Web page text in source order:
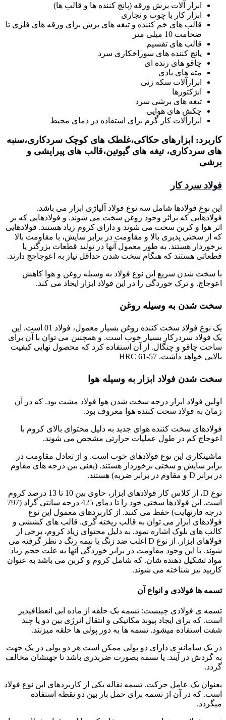
ابزار آلات برش ورقه (پانچ کننده ها و قالب ها)
ابزار کار با چوب و نجاری
قالب های خم کننده و تیغه های برش برای ورقه های فلزی تا
ضخامت 10 میلی متر
قالب های تقسیم
پانچ کننده های سوراخکاری سرد
چاقو های رنده ای
مته های بادی
ابزارآلات سکه زنی
انژکتورها
تیغه های برشی سرد
چکش های هوایی
ابزارآلات کار گرم برای استفاده در دمای محیط
کاربرد: ابزارهای حکاکی،غلطک های کوچک سردکاری،سنبه
های سردکاری، تیغه های گیوتین،قالب های پیرایشی و
برشی
فولاد سرد کار
این نوع فولادها شامل سه نوع فولاد آلیاژی ابزار می باشد.
فولادهایی که براثر وجود روغن سخت می شوند. و فولادهایی که بر
اثر هوا و کربن سخت می شوند و دارای کروم زیاد هستند. فولادهایی
که از سختی پذیری بالا و مقاومت در برابر سایش، با مقاومت بالا
برخوردار هستند. به طور معمول آنها در تولید قطعات بزرگتر یا
قطعاتی هستند که هنگام سخت شدن حداقل نیاز به اعوجاجج دارند.
با سخت شدن سریع این نوع فولاد به وسیله روغن و هوا کاهش
اعوجاج. و ترک خوردگی را در این فولاد ابزار ایجاد می کند.
سخت شدن به وسیله روغن
یک نوع فولاد سخت کننده روغن بسیار معمول، فولاد 01 است. این
یک فولاد سردرکار بسیار خوب است. و همچنین می توان با آن برای
ساخت چاقو و چنگال. از آن استفاده کرد که محصول نهایی کیفیت
بالایی خواهد داشت. HRC 61-57
سخت شدن فولاد ابزار به وسیله هوا
اولین فولاد ابزار درجه سخت شدن هوا فولاد مشت بود. که در آن
زمان به فولاد سخت کننده هوا معروف بود.
فولادهای سخت کننده هوای جدید به دلیل محتوای بالای کروم با
اعوجاج کم در طول عملیات حرارتی مشخص می شوند.
ماشینکاری این نوع فولادهای خوب است. و از تعادل مقاومت در
برابر سایش و سختی برخوردار هستند. (یعنی بین درجه های مقاوم
در برابر D و مقاوم در برابر ضربه) هستند.
نوع D، از کلاس کار فولادهای ابزار، حاوی بین 10 تا 13 درصد کروم
است. این فولادها سختی خود را تا دمای 425 درجه سانتی گراد (797
درجه فارنهایت) حفظ می کنند. از کاربردهای معمول این نوع
فولادهای ابزار می توان به قالب ریخته گری. قالب های کششی و
کالب های بلوک اشاره نمود. به دلیل محتوای زیاد کروم، برخی از
فولاهای ابزار. از نوع D اغلب ضد زنگ یا نیمه زنگ د نظر گرفته می
شوند. با این وجود مقاومت در برابر خوردگی آنها به علت حجم زیاد
مواد تشکیل دهنده شان. که شامل کروم و کربن می باشد به عنوان
کاربید نیز شناخته می شوند.
تسمه ها فولادی و انواع آن
تسمه ی فولادی چییست: تسمه یک حلقه از ماده ایی انعطافپذیر
است. که برای ایجاد پیوند مکانیکی و انتقال انرژی بین دو یا چند
شفت استفاده میشود. تسمه ها به دور پولی ها حلقه میزنند.
در یک سامانه ی دارای دو پولی ممکن است هر دو پولی در یک جهت
به گردش در آیند. یا تسمه بصورت ضربدری باشد تا جهتشان مخالف
گردد.
بعنوان یک عامل حرکت. تسمه نقاله یکی از کاربردهای این نوع فولاد
است. که در آن از تسمه برای حمل بار بین دو نقطه استفاده
میگردد.